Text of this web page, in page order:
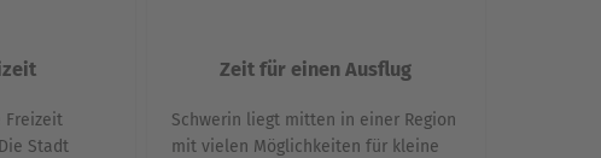
Freizeit
Stadt
Zeit für einen Ausflug
Schwerin liegt mitten in einer Region
mit vielen Möglichkeiten für kleine